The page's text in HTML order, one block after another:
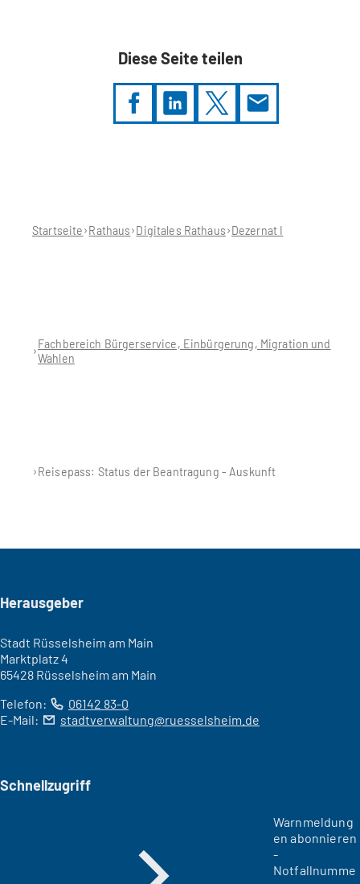
Diese Seite teilen
hier:Startseite Rathaus Digitales Rathaus Dezernat I
Fachbereich Bürgerservice, Einbürgerung, Migration und
Wahlen
Reisepass: Status der Beantragung - Auskunft
Seitenfuß
Herausgeber
Stadt Rüsselsheim am Main
Marktplatz 4
65428 Rüsselsheim am Main
Telefon:
06142 83-0
E-Mail:
stadtverwaltung ruesselsheim de
Schnellzugriff
Warnmeldung
en abonnieren
-
Notfallnumme